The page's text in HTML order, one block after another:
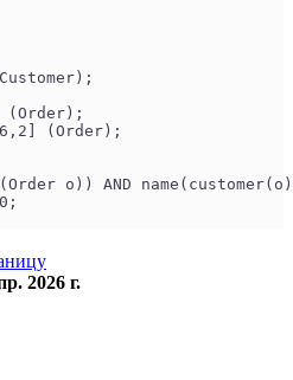
(Order);
(Order);
o)) AND
2026 г.